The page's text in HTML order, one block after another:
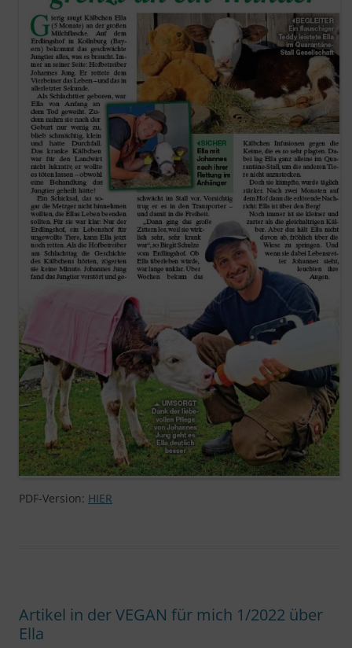
PDF-Version: HIER
Artikel in der VEGAN für mich 1/2022 über
Ella